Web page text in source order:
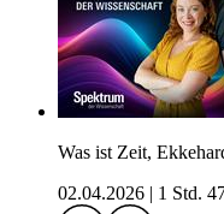
Was ist Zeit,
02.04.2026
1 Std.